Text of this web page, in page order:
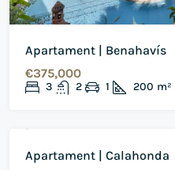
Apartament | Benahavís
€375,000
3 2 1 200 m²
Apartament | Calahonda